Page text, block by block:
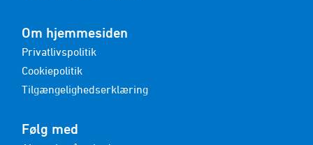
Om hjemmesiden
Privatlivspolitik
Cookiepolitik
Tilgængelighedserklæring
Følg med